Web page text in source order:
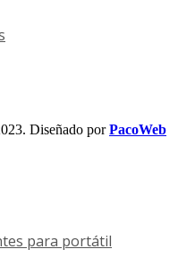
Diseñado porPacoWeb
para portátil